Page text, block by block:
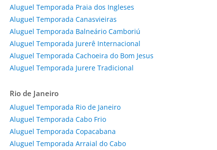
Aluguel Temporada Praia dos Ingleses
Aluguel Temporada Canasvieiras
Aluguel Temporada Balneário Camboriú
Aluguel Temporada Jurerê Internacional
Aluguel Temporada Cachoeira do Bom Jesus
Aluguel Temporada Jurere Tradicional
Rio de Janeiro
Aluguel Temporada Rio de Janeiro
Aluguel Temporada Cabo Frio
Aluguel Temporada Copacabana
Aluguel Temporada Arraial do Cabo